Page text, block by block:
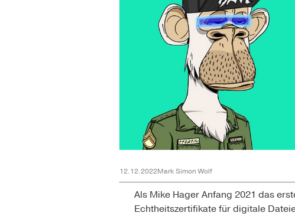
12.12.2022Mark Simon Wolf
Als Mike Hager Anfang 2021 das
Echtheitszertifikate für digitale